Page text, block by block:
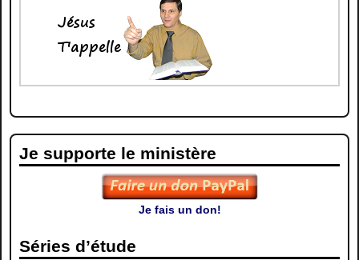
Je supporte le ministère
Je fais un don!
Séries d’étude